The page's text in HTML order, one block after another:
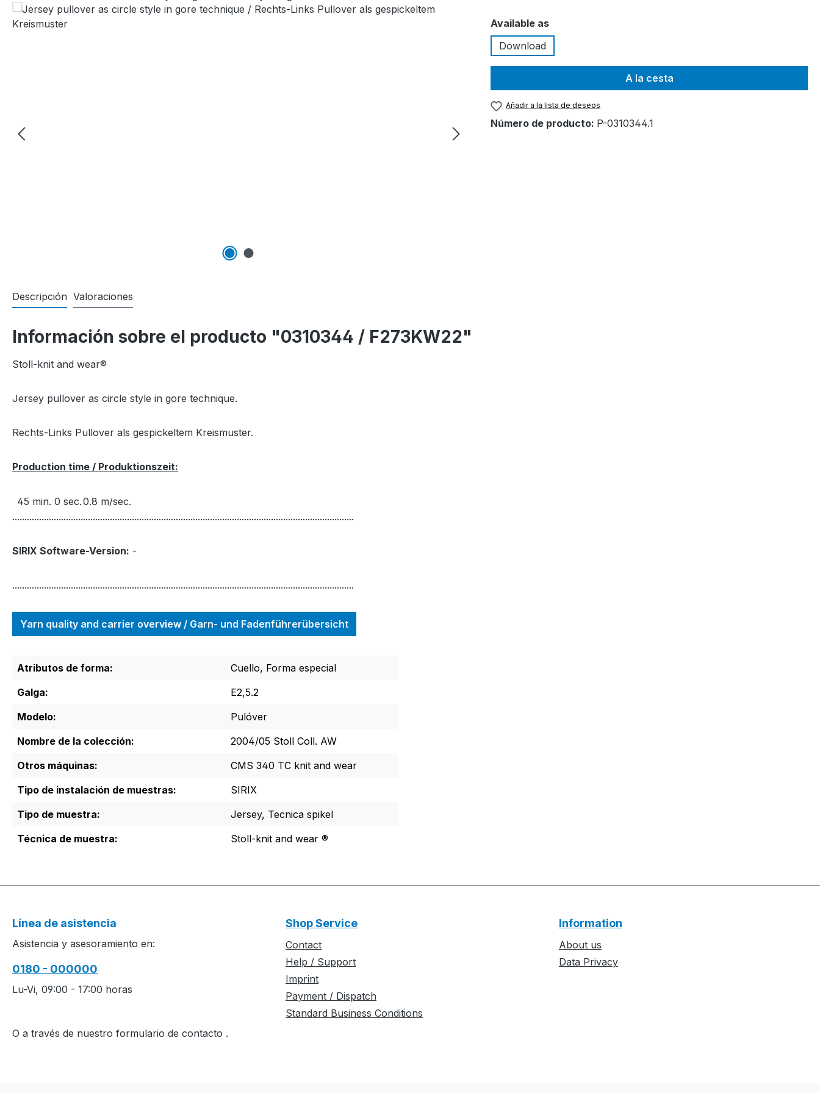
Seleccione
Available as
Download
A la cesta
Añadir a la lista de deseos
Número de producto: P-0310344.1
Descripción Valoraciones
Información sobre el producto "0310344 / F273KW22"
Stoll-knit and wear®
Jersey pullover as circle style in gore technique.
Rechts-Links Pullover als gespickeltem Kreismuster.
Production time / Produktionszeit:
45 min. 0 sec.0.8 m/sec.
............................................................................................................................................
SIRIX Software-Version: -
............................................................................................................................................
Yarn quality and carrier overview / Garn- und Fadenführerübersicht
Atributos de forma:
Cuello, Forma especial
Galga:
E2,5.2
Modelo:
Pulóver
Nombre de la colección:
2004/05 Stoll Coll. AW
Otros máquinas:
CMS 340 TC knit and wear
Tipo de instalación de muestras:
SIRIX
Tipo de muestra:
Jersey, Tecnica spikel
Técnica de muestra:
Stoll-knit and wear ®
Línea de asistencia
Asistencia y asesoramiento en:
0180 - 000000
Lu-Vi, 09:00 - 17:00 horas
O a través de nuestro formulario de contacto .
Shop Service
Contact
Help / Support
Imprint
Payment / Dispatch
Standard Business Conditions
Information
About us
Data Privacy